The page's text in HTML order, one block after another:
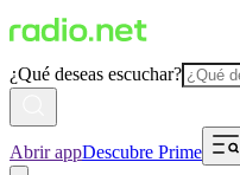
¿Qué deseas escuchar?
Abrir appDescubre Prime